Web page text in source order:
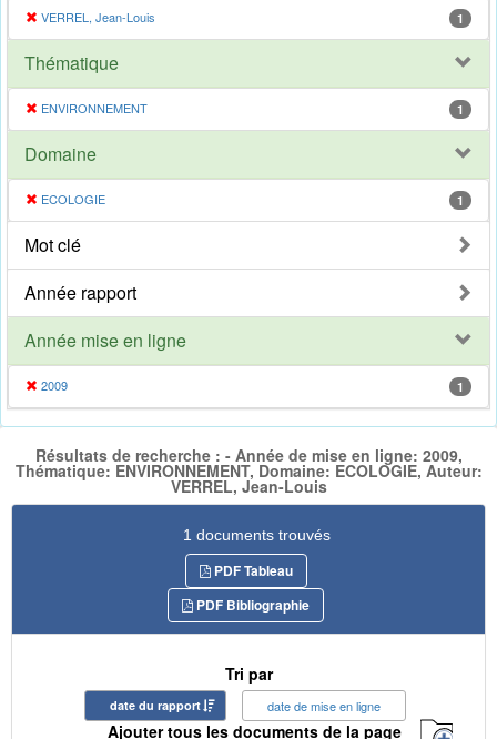
VERREL, Jean-Louis 1
Thématique
ENVIRONNEMENT 1
Domaine
ECOLOGIE 1
Mot clé
Année rapport
Année mise en ligne
2009 1
Résultats de recherche : - Année de mise en ligne: 2009,
Thématique: ENVIRONNEMENT, Domaine: ECOLOGIE, Auteur:
VERREL, Jean-Louis
1 documents trouvés
PDF Tableau
PDF Bibliographie
Tri par
date du rapport date de mise en ligne
Ajouter tous les documents de la page